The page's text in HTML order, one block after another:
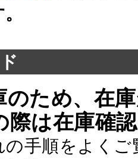
イド
のため、在
際は在庫確
の手順をよくご